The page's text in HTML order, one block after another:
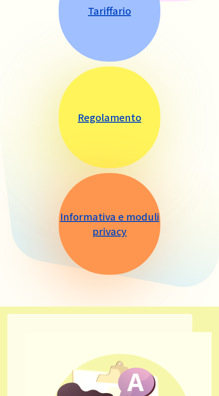
Tariffario
Regolamento
Informativa e moduli
privacy